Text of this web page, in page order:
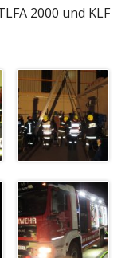
2000 und KLF